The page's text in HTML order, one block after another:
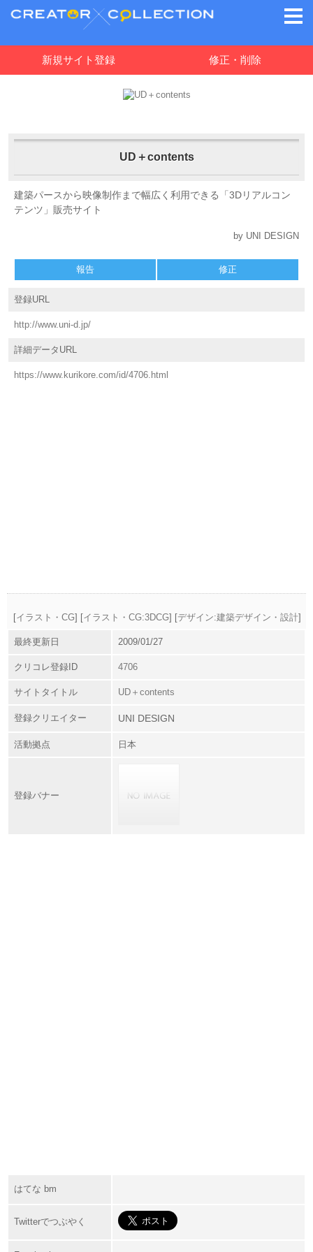
新規サイト登録 修正・削除
UD＋contents
建築パースから映像制作まで幅広く利用できる「3Dリアルコン
テンツ」販売サイト
by UNI DESIGN
報告 修正
登録URL
http://www.uni-d.jp/
詳細データURL
https://www.kurikore.com/id/4706.html
[イラスト・CG] [イラスト・CG:3DCG] [デザイン:建築デザイン・設計]
最終更新日 2009/01/27
クリコレ登録ID 4706
サイトタイトル UD＋contents
登録クリエイター UNI DESIGN
活動拠点 日本
登録バナー
はてな bm
Twitterでつぶやく